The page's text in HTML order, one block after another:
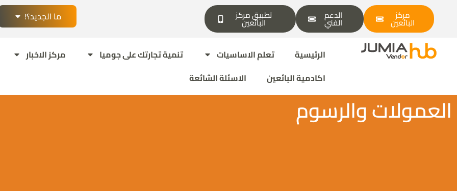
مركز
البائعين
الدعم
الفني
تطبيق مركز
البائعين ما الجديد؟!
الرئيسية تعلم الاساسيات تنمية تجارتك على جوميا
مركز الاخبار
اكادمية البائعين
الاسئلة الشائعة
العمولات والرسوم